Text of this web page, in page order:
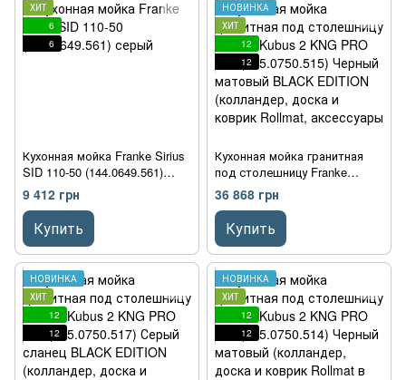
ХИТ
6
6
Кухонная мойка Franke Sirius
SID 110-50 (144.0649.561)
серый
9 412 грн
Купить
НОВИНКА
ХИТ
12
12
Кухонная мойка гранитная
под столешницу Franke
Kubus 2 KNG PRO 120
(125.0750.515) Черный
матовый BLACK EDITION
(колландер, доска и коврик
Rollmat, аксессуары Color
Line в комплекте)
36 868 грн
Купить
НОВИНКА
ХИТ
12
12
НОВИНКА
ХИТ
12
12